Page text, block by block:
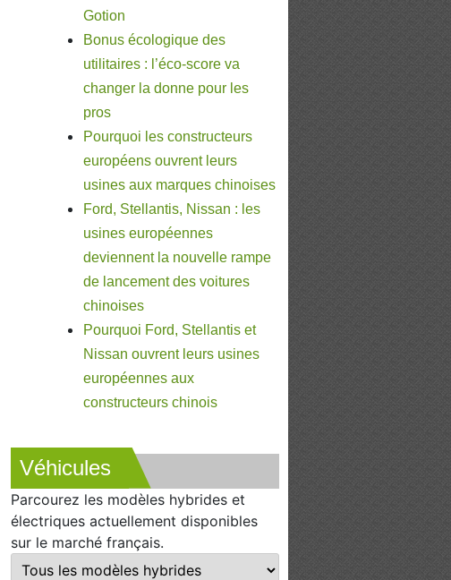
Gotion
Bonus écologique des
utilitaires : l’éco-score va
changer la donne pour les
pros
Pourquoi les constructeurs
européens ouvrent leurs
usines aux marques chinoises
Ford, Stellantis, Nissan : les
usines européennes
deviennent la nouvelle rampe
de lancement des voitures
chinoises
Pourquoi Ford, Stellantis et
Nissan ouvrent leurs usines
européennes aux
constructeurs chinois
Véhicules
Parcourez les modèles hybrides et
électriques actuellement disponibles
sur le marché français.